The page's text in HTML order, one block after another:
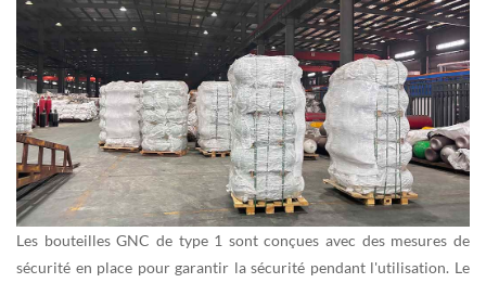
Les bouteilles GNC de type 1 sont conçues avec des mesures de
sécurité en place pour garantir la sécurité pendant l'utilisation. Le